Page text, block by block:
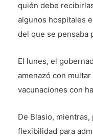
quién debe
algunos hospitales
del que se pensaba
El lunes, el
amenazó con
vacunaciones con
De Blasio,
flexibilidad para